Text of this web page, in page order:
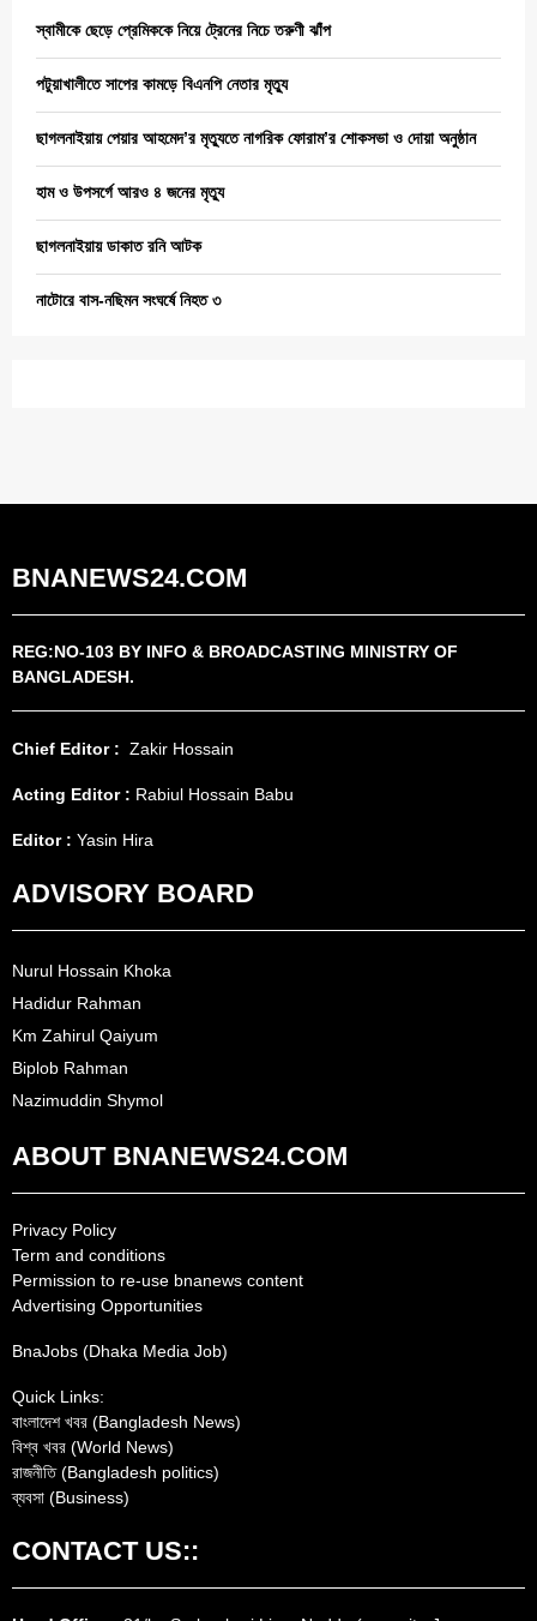
স্বামীকে ছেড়ে প্রেমিককে নিয়ে ট্রেনের নিচে তরুণী ঝাঁপ
পটুয়াখালীতে সাপের কামড়ে বিএনপি নেতার মৃত্যু
ছাগলনাইয়ায় পেয়ার আহমেদ’র মৃত্যুতে নাগরিক ফোরাম’র শোকসভা ও দোয়া অনুষ্ঠান
হাম ও উপসর্গে আরও ৪ জনের মৃত্যু
ছাগলনাইয়ায় ডাকাত রনি আটক
নাটোরে বাস-নছিমন সংঘর্ষে নিহত ৩
BNANEWS24.COM
REG:NO-103 BY INFO & BROADCASTING MINISTRY OF
BANGLADESH.
Chief Editor : Zakir Hossain
Acting Editor : Rabiul Hossain Babu
Editor : Yasin Hira
ADVISORY BOARD
Nurul Hossain Khoka
Hadidur Rahman
Km Zahirul Qaiyum
Biplob Rahman
Nazimuddin Shymol
ABOUT BNANEWS24.COM
Privacy Policy
Term and conditions
Permission to re-use bnanews content
Advertising Opportunities
BnaJobs (Dhaka Media Job)
Quick Links:
বাংলাদেশ খবর (Bangladesh News)
বিশ্ব খবর (World News)
রাজনীতি (Bangladesh politics)
ব্যবসা (Business)
CONTACT US::